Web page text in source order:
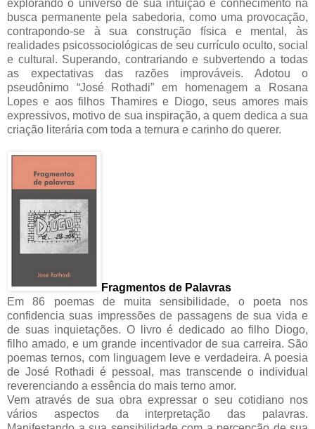
explorando o universo de sua intuição e conhecimento na
busca permanente pela sabedoria, como uma provocação,
contrapondo-se à sua construção física e mental, às
realidades psicossociológicas de seu currículo oculto, social
e cultural. Superando, contrariando e subvertendo a todas
as expectativas das razões improváveis. Adotou o
pseudônimo “José Rothadi” em homenagem a Rosana
Lopes e aos filhos Thamires e Diogo, seus amores mais
expressivos, motivo de sua inspiração, a quem dedica a sua
criação literária com toda a ternura e carinho do querer.
Fragmentos de Palavras
Em 86 poemas de muita sensibilidade, o poeta nos
confidencia suas impressões de passagens de sua vida e
de suas inquietações. O livro é dedicado ao filho Diogo,
filho amado, e um grande incentivador de sua carreira. São
poemas ternos, com linguagem leve e verdadeira. A poesia
de José Rothadi é pessoal, mas transcende o individual
reverenciando a essência do mais terno amor.
Vem através de sua obra expressar o seu cotidiano nos
vários aspectos da interpretação das palavras.